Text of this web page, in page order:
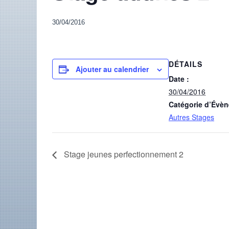
30/04/2016
Ajouter au calendrier
DÉTAILS
Date :
30/04/2016
Catégorie
Autres Stages
Stage jeunes perfectionnement 2